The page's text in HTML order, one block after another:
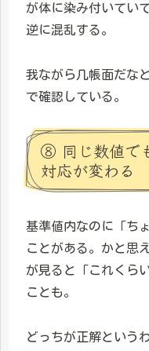
が体に染み付いてい
逆に混乱する。
我ながら几帳面だな
で確認している。
⑧ 同じ数値で
対応が変わる
基準値内なのに「ち
ことがある。かと思
が見ると「これくら
ことも。
どっちが正解という